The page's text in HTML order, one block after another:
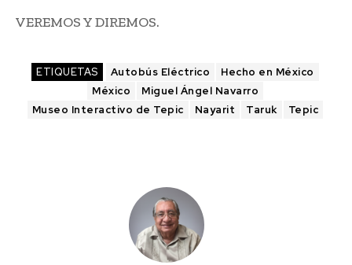
VEREMOS Y DIREMOS.
ETIQUETAS Autobús Eléctrico
Hecho en México
México
Miguel Ángel Navarro
Museo Interactivo de Tepic
Nayarit Taruk Tepic